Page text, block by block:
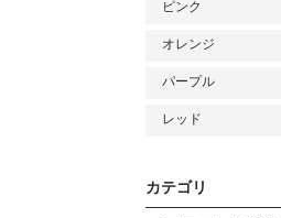
ピンク
オレンジ
パープル
レッド
カテゴリ